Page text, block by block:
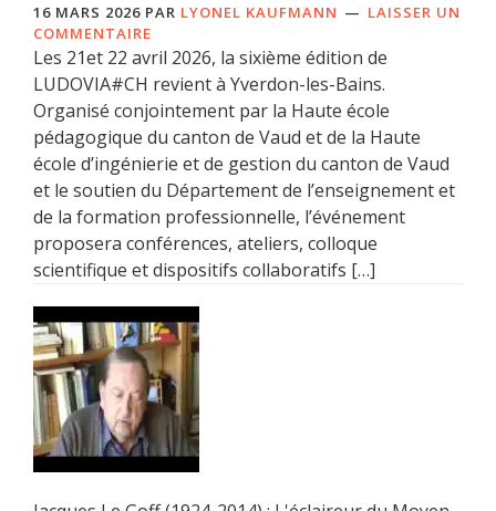
16 MARS 2026 PAR LYONEL KAUFMANN
LAISSER UN
COMMENTAIRE
Les 21et 22 avril 2026, la sixième édition de
LUDOVIA#CH revient à Yverdon-les-Bains.
Organisé conjointement par la Haute école
pédagogique du canton de Vaud et de la Haute
école d’ingénierie et de gestion du canton de Vaud
et le soutien du Département de l’enseignement et
de la formation professionnelle, l’événement
proposera conférences, ateliers, colloque
scientifique et dispositifs collaboratifs […]